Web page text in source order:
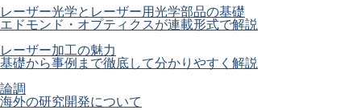
レーザー光学とレーザー用光学部品の基礎
エドモンド・オプティクスが連載形式で解説
レーザー加工の魅力
基礎から事例まで徹底して分かりやすく解説
論調
海外の研究開発について